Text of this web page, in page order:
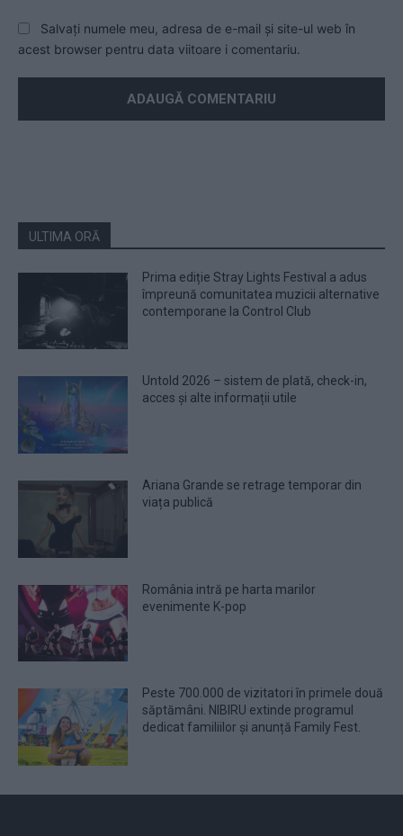
Salvați numele meu, adresa de e-mail și site-ul web în
acest browser pentru data viitoare i comentariu.
ULTIMA ORĂ
Prima ediție Stray Lights Festival a adus
împreună comunitatea muzicii alternative
contemporane la Control Club
Untold 2026 – sistem de plată, check-in,
acces și alte informații utile
Ariana Grande se retrage temporar din
viața publică
România intră pe harta marilor
evenimente K-pop
Peste 700.000 de vizitatori în primele două
săptămâni. NIBIRU extinde programul
dedicat familiilor și anunță Family Fest.